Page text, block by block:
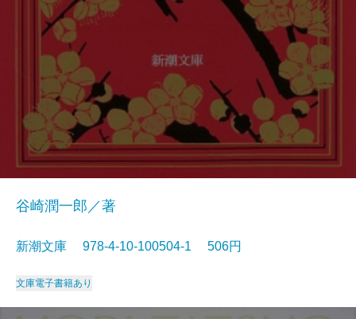
谷崎潤一郎／著
新潮文庫 978-4-10-100504-1 506円
文庫電子書籍あり